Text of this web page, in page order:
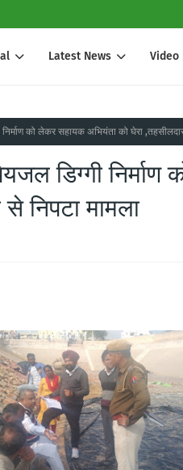
Latest News Video
को लेकर सहायक अभियंता को घेरा
डिग्गी
निपटा मामला